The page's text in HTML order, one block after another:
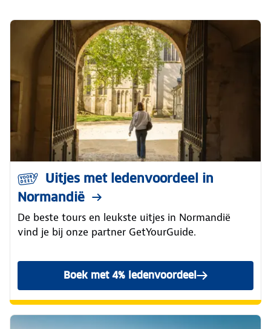
Uitjes met ledenvoordeel in
Normandië
De beste tours en leukste uitjes in Normandië
vind je bij onze partner GetYourGuide.
Boek met 4% ledenvoordeel
GetYourGuide uitjes in